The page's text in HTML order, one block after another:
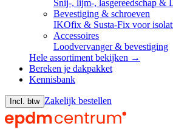
Snij-, lijm-, lasgereedschap &
Bevestiging & schroeven
IKOfix & Susta-Fix voor
Accessoires
Loodvervanger & bevestiging
Hele assortiment bekijken →
Bereken je dakpakket
Kennisbank
Incl. btw Zakelijk bestellen